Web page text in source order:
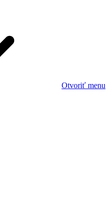
Otvoriť menu